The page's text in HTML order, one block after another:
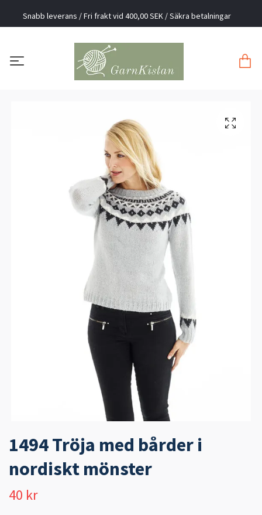
Snabb leverans / Fri frakt vid 400,00 SEK / Säkra betalningar
1494 Tröja med bårder i
nordiskt mönster
40 kr